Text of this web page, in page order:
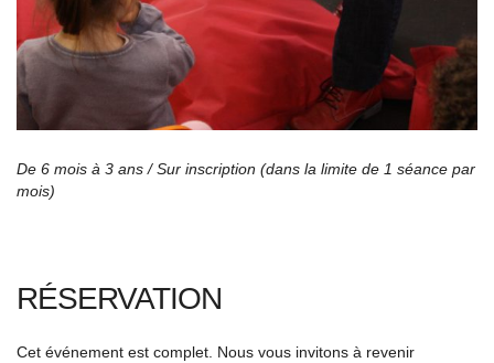
De 6 mois à 3 ans / Sur inscription (dans la limite de 1 séance par
mois)
RÉSERVATION
Cet événement est complet. Nous vous invitons à revenir